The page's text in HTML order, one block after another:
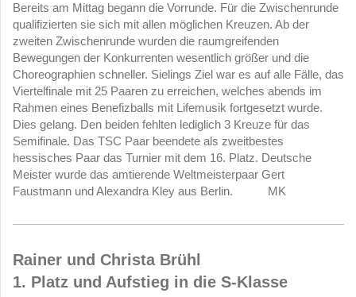
Bereits am Mittag begann die Vorrunde. Für die Zwischenrunde
qualifizierten sie sich mit allen möglichen Kreuzen. Ab der
zweiten Zwischenrunde wurden die raumgreifenden
Bewegungen der Konkurrenten wesentlich größer und die
Choreographien schneller. Sielings Ziel war es auf alle Fälle, das
Viertelfinale mit 25 Paaren zu erreichen, welches abends im
Rahmen eines Benefizballs mit Lifemusik fortgesetzt wurde.
Dies gelang. Den beiden fehlten lediglich 3 Kreuze für das
Semifinale. Das TSC Paar beendete als zweitbestes
hessisches Paar das Turnier mit dem 16. Platz. Deutsche
Meister wurde das amtierende Weltmeisterpaar Gert
Faustmann und Alexandra Kley aus Berlin. MK
Rainer und Christa Brühl
1. Platz und Aufstieg in die S-Klasse